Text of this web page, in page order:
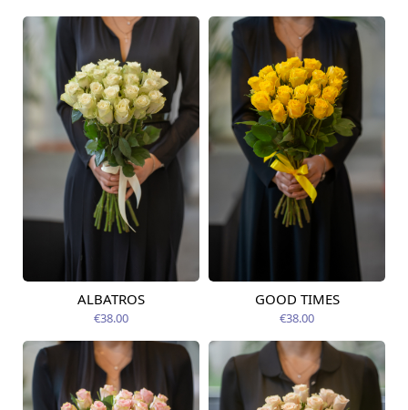
Pieejams šodien
ALBATROS
€38.00
Pieejams šodien
GOOD TIMES
€38.00